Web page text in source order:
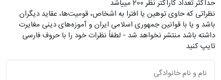
حداکثر تعداد کاراکتر نظر 200 ميياشد
نظراتی که حاوی توهین یا افترا به اشخاص، قومیت‌ها، عقاید دیگران
باشد و یا با قوانین جمهوری اسلامی ایران و آموزه‌های دینی مغایرت
داشته باشد منتشر نخواهد شد - لطفاً نظرات خود را با حروف فارسی
تایپ کنید